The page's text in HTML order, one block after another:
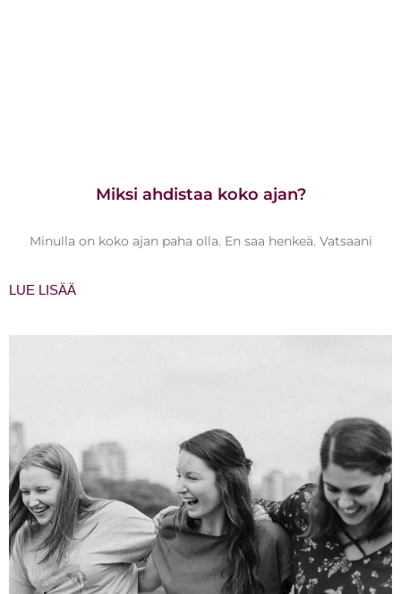
Miksi ahdistaa koko ajan?
Minulla on koko ajan paha olla. En saa henkeä. Vatsaani
LUE LISÄÄ